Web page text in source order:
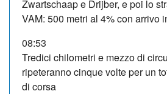
Zwartschaap e Drijber, e poi lo
VAM: 500 metri al 4% con arrivo
08:53
Tredici chilometri e mezzo di
ripeteranno cinque volte per un
di corsa